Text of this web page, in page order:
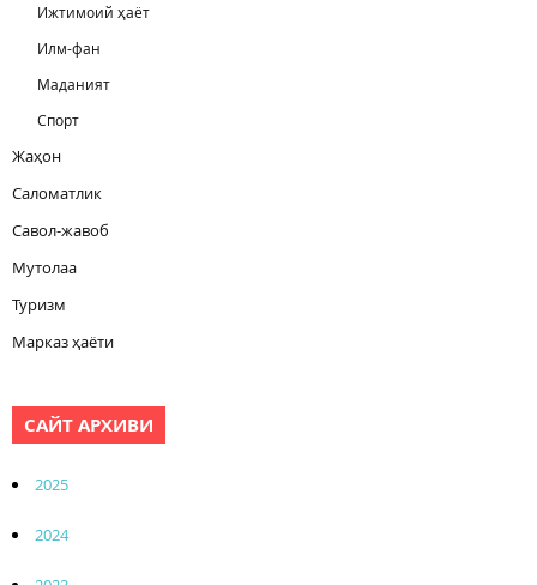
Ижтимоий ҳаёт
Илм-фан
Маданият
Спорт
Жаҳон
Саломатлик
Савол-жавоб
Мутолаа
Туризм
Марказ ҳаёти
САЙТ АРХИВИ
2025
2024